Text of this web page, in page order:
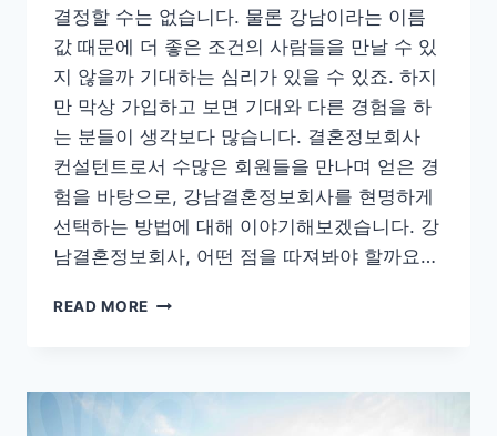
결정할 수는 없습니다. 물론 강남이라는 이름
값 때문에 더 좋은 조건의 사람들을 만날 수 있
지 않을까 기대하는 심리가 있을 수 있죠. 하지
만 막상 가입하고 보면 기대와 다른 경험을 하
는 분들이 생각보다 많습니다. 결혼정보회사
컨설턴트로서 수많은 회원들을 만나며 얻은 경
험을 바탕으로, 강남결혼정보회사를 현명하게
선택하는 방법에 대해 이야기해보겠습니다. 강
남결혼정보회사, 어떤 점을 따져봐야 할까요…
READ MORE 강
정
보